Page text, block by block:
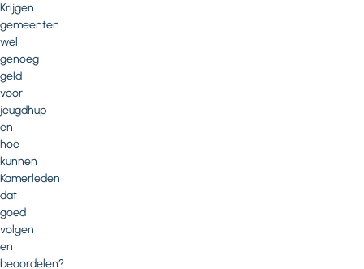
Krijgen
gemeenten
wel
genoeg
geld
voor
jeugdhup
en
hoe
kunnen
Kamerleden
dat
goed
volgen
en
beoordelen?